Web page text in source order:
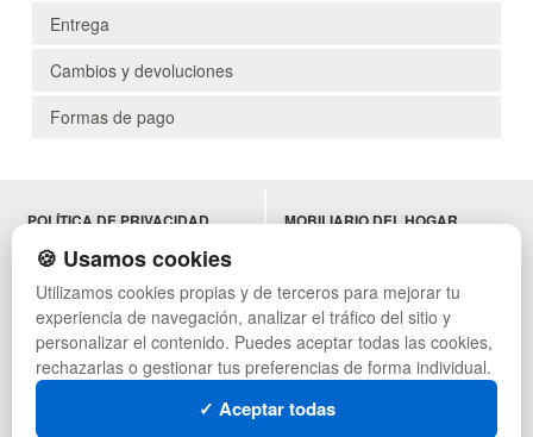
Entrega
Cambios y devoluciones
Formas de pago
POLÍTICA DE PRIVACIDAD
CONDICIONES DE USO
CAMBIOS Y DEVOLUCIONES
CONTACTO
QUIENES SOMOS
MAPA WEB
PREGUNTAS FRECUENTES
INGRESA A TU CUENTA
SÍGUENOS:
MOBILIARIO DEL HOGAR
MUEBLES VINTAGE
TERRAZAS CON PALETS
NADADORES
EQUIPAMIENTO HOSTELERÍA
ESTANTERÍAS
🍪 Usamos cookies
Utilizamos cookies propias y de terceros para mejorar tu
experiencia de navegación, analizar el tráfico del sitio y
personalizar el contenido. Puedes aceptar todas las cookies,
rechazarlas o gestionar tus preferencias de forma individual.
✓ Aceptar todas